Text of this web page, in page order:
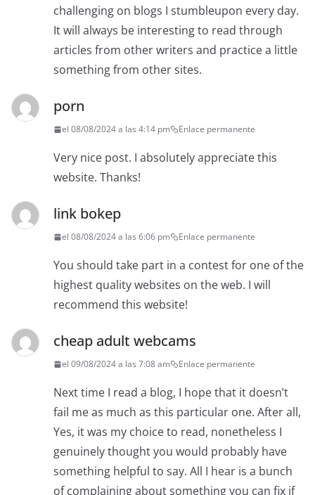
challenging on blogs I stumbleupon every day.
It will always be interesting to read through
articles from other writers and practice a little
something from other sites.
porn
el 08/08/2024 a las 4:14 pm Enlace permanente
Very nice post. I absolutely appreciate this
website. Thanks!
link bokep
el 08/08/2024 a las 6:06 pm Enlace permanente
You should take part in a contest for one of the
highest quality websites on the web. I will
recommend this website!
cheap adult webcams
el 09/08/2024 a las 7:08 am Enlace permanente
Next time I read a blog, I hope that it doesn’t
fail me as much as this particular one. After all,
Yes, it was my choice to read, nonetheless I
genuinely thought you would probably have
something helpful to say. All I hear is a bunch
of complaining about something you can fix if